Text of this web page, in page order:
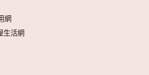
網
生活網